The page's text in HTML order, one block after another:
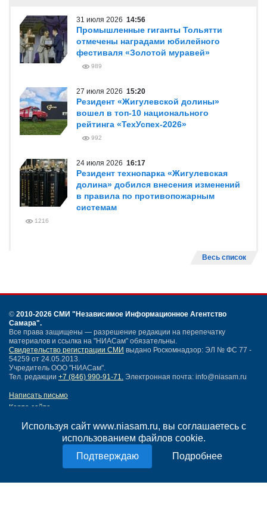
Используя сайт www.niasam.ru, вы соглашаетесь с
использованием файлов cookie.
Подробнее
31 июля 2026 14:56
Промышленные гиганты Тольятти
отмечены наградами юбилейного
фестиваля «Золотой муравей»
989
27 июля 2026 15:20
Резидент «Жигулевской долины»
вошел в топ-10 национального
рейтинга «ТехУспех-2026»
992
24 июля 2026 16:17
Резидент технопарка «Жигулевская
долина» добился внесения изменений
в правила по противопожарным
системам
1216
Весь список
© 2010-2026 СМИ "Независимое Информационное Агентство
Самара".
Все права защищены — разрешение редакции на перепечатку
материалов и ссылка на "НИАСам" обязательны.
Свидетельство регистрации СМИ выдано Роскомнадзор: ЭЛ № ФС 77 -
54259 от 24.05.2013.
Учредитель ООО "НИАСам".
Тел. редакции +7 (846) 990-91-71. Электронная почта: info@niasam.ru
Написать письмо
Карта сайта
Политика конфиденциальности
Согласие на обработку персональных данных